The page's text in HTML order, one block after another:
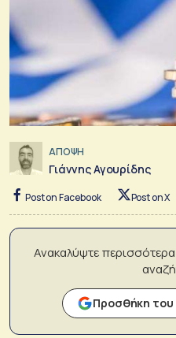
ΑΠΟΨΗ
Γιάννης Αγουρίδης
Post on Facebook Post on X
Ανακαλύψτε
Προσθήκη